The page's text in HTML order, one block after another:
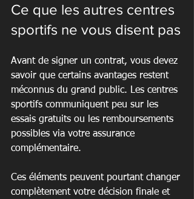
Ce que les autres centres
sportifs ne vous disent pas
Avant de signer un contrat, vous devez
savoir que certains avantages restent
méconnus du grand public. Les centres
sportifs communiquent peu sur les
essais gratuits ou les remboursements
possibles via votre assurance
complémentaire.
Ces éléments peuvent pourtant changer
complètement votre décision finale et